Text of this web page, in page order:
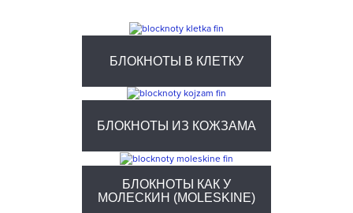
БЛОКНОТЫ В КЛЕТКУ
БЛОКНОТЫ ИЗ КОЖЗАМА
БЛОКНОТЫ КАК У
МОЛЕСКИН (MOLESKINE)